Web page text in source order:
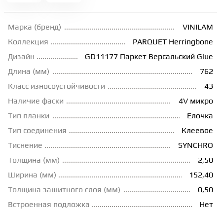
ГРУНТОВКИ
ТЕПЛЫЙ ПОЛ
ТЕРМОПАРКЕТ
ИСКУССТВЕННАЯ ТРАВА
Марка (бренд)
VINILAM
Коллекция
PARQUET Herringbone
Дизайн
GD11177 Паркет Версальский Glue
Длина (мм)
762
Класс износоустойчивости
43
Наличие фаски
4V микро
Тип планки
Елочка
Тип соединения
Клеевое
Тиснение
SYNCHRO
Толщина (мм)
2,50
Ширина (мм)
152,40
Толщина зашитного слоя (мм)
0,50
Встроенная подложка
Нет